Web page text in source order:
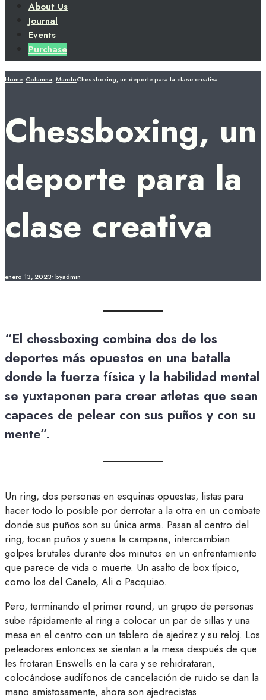
About Us
Journal
Events
Purchase
Home Columna,MundoChessboxing, un deporte para la clase creativa
Chessboxing, un
deporte para la
clase creativa
enero 13, 2023• byadmin
“El chessboxing combina dos de los
deportes más opuestos en una batalla
donde la fuerza física y la habilidad mental
se yuxtaponen para crear atletas que sean
capaces de pelear con sus puños y con su
mente”.
Un ring, dos personas en esquinas opuestas, listas para
hacer todo lo posible por derrotar a la otra en un combate
donde sus puños son su única arma. Pasan al centro del
ring, tocan puños y suena la campana, intercambian
golpes brutales durante dos minutos en un enfrentamiento
que parece de vida o muerte. Un asalto de box típico,
como los del Canelo, Ali o Pacquiao.
Pero, terminando el primer round, un grupo de personas
sube rápidamente al ring a colocar un par de sillas y una
mesa en el centro con un tablero de ajedrez y su reloj. Los
peleadores entonces se sientan a la mesa después de que
les frotaran Enswells en la cara y se rehidrataran,
colocándose audífonos de cancelación de ruido se dan la
mano amistosamente, ahora son ajedrecistas.